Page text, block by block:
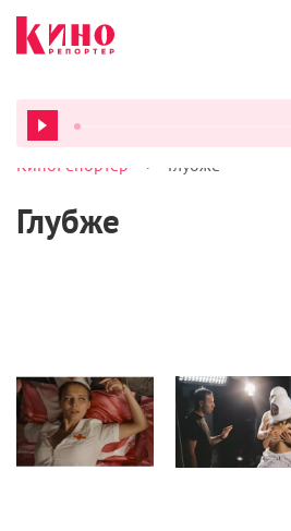
ВСЕ ПОДКАСТЫ
КиноРепортер > Глубже
Глубже